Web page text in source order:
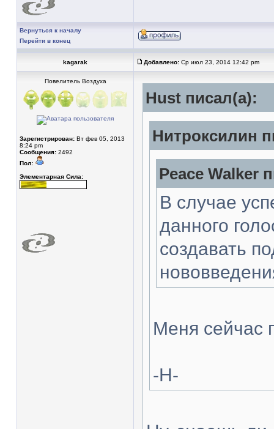
Вернуться к началу
Перейти в конец
kagarak Добавлено: Ср июл 23, 2014 12:42 pm
Повелитель Воздуха
Зарегистрирован: Вт фев 05, 2013
8:24 pm
Сообщения: 2492
Пол:
Элементарная Сила:
Hust писал(а):
Нитроксилин
Peace Walker
В случае
данного
создавать
Меня сейчас
-Н-